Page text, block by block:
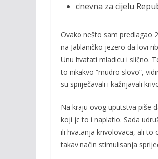
dnevna za cijelu
Ovako nešto sam predlagao
na Jablaničko jezero da lovi
Unu hvatati mladicu i slično.
to nikakvo “mudro slovo”,
su spriječavali i kažnjavali
Na kraju ovog uputstva piše
koji je to i naplatio. Sada
ili hvatanja krivolovaca, ali to
takav način stimulisanja